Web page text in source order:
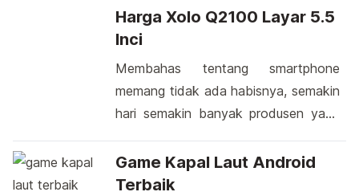
Harga Xolo Q2100 Layar 5.5
Inci
Membahas tentang smartphone
memang tidak ada habisnya, semakin
hari semakin banyak produsen yang
terkecuali salah satu produsen asal
negara India yakni Xolo. Tepat pada
Game Kapal Laut Android
Terbaik